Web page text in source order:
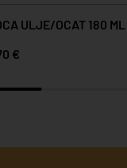
ULJE/OCAT 180 ML
€